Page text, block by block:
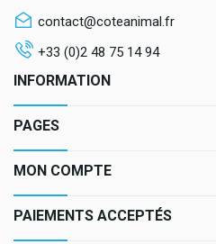
contact@coteanimal.fr
+33 (0)2 48 75 14 94
INFORMATION
PAGES
MON COMPTE
PAIEMENTS ACCEPTÉS